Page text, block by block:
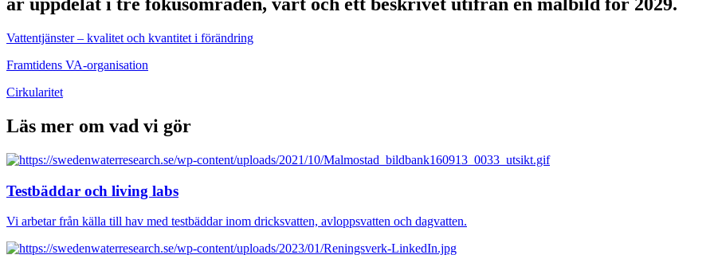
Vattentjänster – kvalitet och kvantitet i förändring
Framtidens VA-organisation
Cirkularitet
Läs mer om vad vi gör
Testbäddar och living labs
Vi arbetar från källa till hav med testbäddar inom dricksvatten, avloppsvatten och dagvatten.